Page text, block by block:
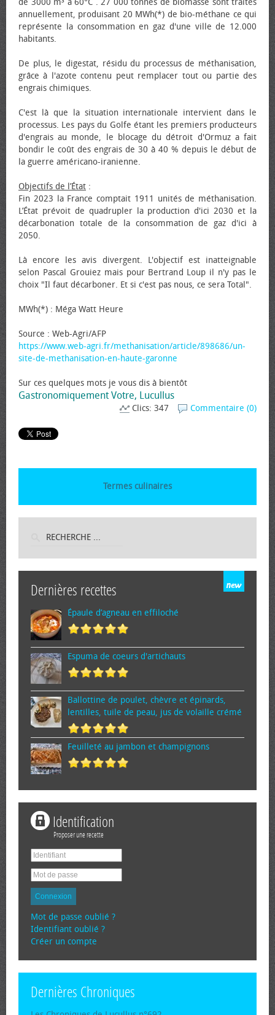
de 3000 m³ à 60°C . 27 000 tonnes de biomasse sont traités
annuellement, produisant 20 MWh(*) de bio-méthane ce qui
représente la consommation en gaz d'une ville de 12.000
habitants.
De plus, le digestat, résidu du processus de méthanisation,
grâce à l'azote contenu peut remplacer tout ou partie des
engrais chimiques.
C'est là que la situation internationale intervient dans le
processus. Les pays du Golfe étant les premiers producteurs
d'engrais au monde, le blocage du détroit d'Ormuz a fait
bondir le coût des engrais de 30 à 40 % depuis le début de
la guerre américano-iranienne.
Objectifs de l’État :
Fin 2023 la France comptait 1911 unités de méthanisation.
L’État prévoit de quadrupler la production d'ici 2030 et la
décarbonation totale de la consommation de gaz d'ici à
2050.
Là encore les avis divergent. L'objectif est inatteignable
selon Pascal Grouiez mais pour Bertrand Loup il n'y pas le
choix "Il faut décarboner. Et si c'est pas nous, ce sera Total".
MWh(*) : Méga Watt Heure
Source : Web-Agri/AFP
https://www.web-agri.fr/methanisation/article/898686/un-
site-de-methanisation-en-haute-garonne
Sur ces quelques mots je vous dis à bientôt
Gastronomiquement Votre, Lucullus
Commentaire (0)
Clics: 347
Termes culinaires
Dernières recettes
Épaule d’agneau en effiloché
Espuma de cœurs d'artichauts
Ballottine de poulet, chèvre et épinards,
lentilles, tuile de peau, jus de volaille crémé
Feuilleté au jambon et champignons
Identification
Proposer une recette
Connexion
Mot de passe oublié ?
Identifiant oublié ?
Créer un compte
Dernières Chroniques